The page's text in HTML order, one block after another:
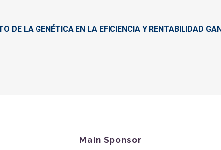
DE LA GENÉTICA EN LA EFICIENCIA Y RENTABILIDAD
Main Sponsor